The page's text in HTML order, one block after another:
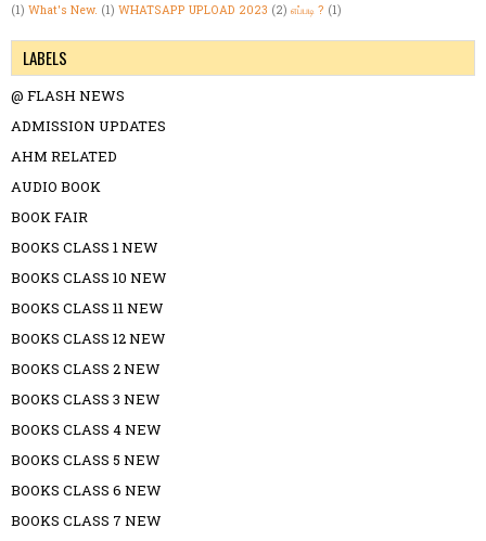
(1) What's New. (1) WHATSAPP UPLOAD 2023 (2) எப்படி ? (1)
LABELS
@ FLASH NEWS
ADMISSION UPDATES
AHM RELATED
AUDIO BOOK
BOOK FAIR
BOOKS CLASS 1 NEW
BOOKS CLASS 10 NEW
BOOKS CLASS 11 NEW
BOOKS CLASS 12 NEW
BOOKS CLASS 2 NEW
BOOKS CLASS 3 NEW
BOOKS CLASS 4 NEW
BOOKS CLASS 5 NEW
BOOKS CLASS 6 NEW
BOOKS CLASS 7 NEW